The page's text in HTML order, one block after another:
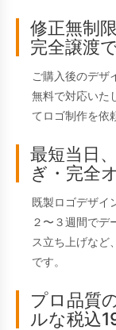
修正無制
完全譲渡
ご購入後のデザ
無料で対応いた
てロゴ制作を依
最短当日
ぎ・完全
既製ロゴデザイ
２〜３週間でデ
ス立ち上げなど
です。
プロ品質
ルな税込